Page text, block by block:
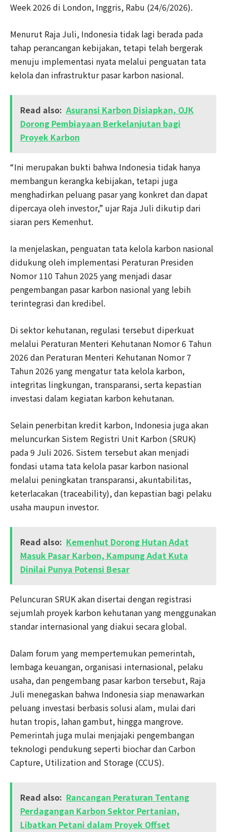
Week 2026 di London, Inggris, Rabu (24/6/2026).
Menurut Raja Juli, Indonesia tidak lagi berada pada
tahap perancangan kebijakan, tetapi telah bergerak
menuju implementasi nyata melalui penguatan tata
kelola dan infrastruktur pasar karbon nasional.
Read also: Asuransi Karbon Disiapkan, OJK
Dorong Pembiayaan Berkelanjutan bagi
Proyek Karbon
“Ini merupakan bukti bahwa Indonesia tidak hanya
membangun kerangka kebijakan, tetapi juga
menghadirkan peluang pasar yang konkret dan dapat
dipercaya oleh investor,” ujar Raja Juli dikutip dari
siaran pers Kemenhut.
Ia menjelaskan, penguatan tata kelola karbon nasional
didukung oleh implementasi Peraturan Presiden
Nomor 110 Tahun 2025 yang menjadi dasar
pengembangan pasar karbon nasional yang lebih
terintegrasi dan kredibel.
Di sektor kehutanan, regulasi tersebut diperkuat
melalui Peraturan Menteri Kehutanan Nomor 6 Tahun
2026 dan Peraturan Menteri Kehutanan Nomor 7
Tahun 2026 yang mengatur tata kelola karbon,
integritas lingkungan, transparansi, serta kepastian
investasi dalam kegiatan karbon kehutanan.
Selain penerbitan kredit karbon, Indonesia juga akan
meluncurkan Sistem Registri Unit Karbon (SRUK)
pada 9 Juli 2026. Sistem tersebut akan menjadi
fondasi utama tata kelola pasar karbon nasional
melalui peningkatan transparansi, akuntabilitas,
keterlacakan (traceability), dan kepastian bagi pelaku
usaha maupun investor.
Read also: Kemenhut Dorong Hutan Adat
Masuk Pasar Karbon, Kampung Adat Kuta
Dinilai Punya Potensi Besar
Peluncuran SRUK akan disertai dengan registrasi
sejumlah proyek karbon kehutanan yang menggunakan
standar internasional yang diakui secara global.
Dalam forum yang mempertemukan pemerintah,
lembaga keuangan, organisasi internasional, pelaku
usaha, dan pengembang pasar karbon tersebut, Raja
Juli menegaskan bahwa Indonesia siap menawarkan
peluang investasi berbasis solusi alam, mulai dari
hutan tropis, lahan gambut, hingga mangrove.
Pemerintah juga mulai menjajaki pengembangan
teknologi pendukung seperti biochar dan Carbon
Capture, Utilization and Storage (CCUS).
Read also: Rancangan Peraturan Tentang
Perdagangan Karbon Sektor Pertanian,
Libatkan Petani dalam Proyek Offset